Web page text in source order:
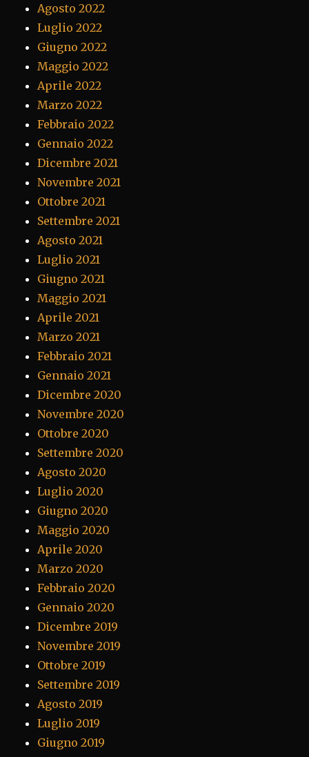
Agosto 2022
Luglio 2022
Giugno 2022
Maggio 2022
Aprile 2022
Marzo 2022
Febbraio 2022
Gennaio 2022
Dicembre 2021
Novembre 2021
Ottobre 2021
Settembre 2021
Agosto 2021
Luglio 2021
Giugno 2021
Maggio 2021
Aprile 2021
Marzo 2021
Febbraio 2021
Gennaio 2021
Dicembre 2020
Novembre 2020
Ottobre 2020
Settembre 2020
Agosto 2020
Luglio 2020
Giugno 2020
Maggio 2020
Aprile 2020
Marzo 2020
Febbraio 2020
Gennaio 2020
Dicembre 2019
Novembre 2019
Ottobre 2019
Settembre 2019
Agosto 2019
Luglio 2019
Giugno 2019